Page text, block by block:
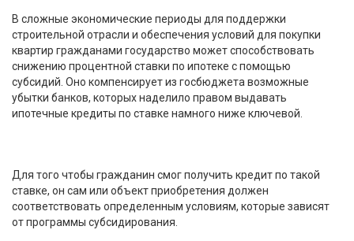
В сложные экономические периоды для поддержки
строительной отрасли и обеспечения условий для покупки
квартир гражданами государство может способствовать
снижению процентной ставки по ипотеке с помощью
субсидий. Оно компенсирует из госбюджета возможные
убытки банков, которых наделило правом выдавать
ипотечные кредиты по ставке намного ниже ключевой.
Для того чтобы гражданин смог получить кредит по такой
ставке, он сам или объект приобретения должен
соответствовать определенным условиям, которые зависят
от программы субсидирования.